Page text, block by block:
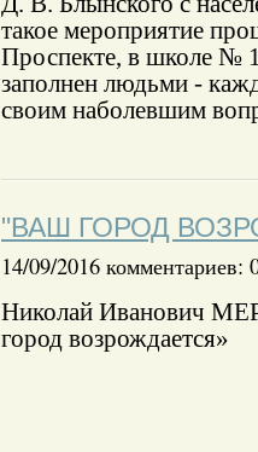
такое мероприятие
Проспекте, в школе №
заполнен людьми -
своим наболевшим
"ВАШ ГОРОД
14/09/2016 комментариев:
Николай Иванович
город возрождается»